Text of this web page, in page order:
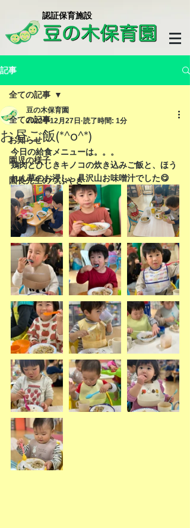
​認証保育施設
記事
全ての記事
お知らせ
園児の様子
園長先生のつぶやき
全ての記事
お昼ご飯(*^o^*)
豆の木保育園
2022年12月27日 読了時間: 1分
今日の給食メニューは。。。
鶏肉とひじきキノコの炊き込みご飯と、ほう
れん草のお浸し、具沢山お味噌汁でした😋